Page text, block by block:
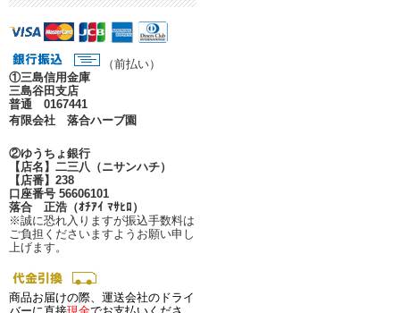
（前払い）
①三島信用金庫
三島谷田支店
普通 0167441
有限会社 落合ハーブ園
②ゆうちょ銀行
【店名】二三八（ニサンハチ）
【店番】238
口座番号 56606101
落合 正浩（ｵﾁｱｲ ﾏｻﾋﾛ）
※誠に恐れ入りますが振込手数料は
ご負担くださいますようお願い申し
上げます。
商品お届けの際、運送会社のドライ